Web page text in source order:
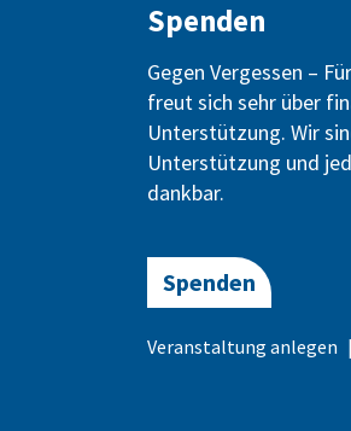
Spenden
Gegen Vergessen –
freut sich sehr über
Unterstützung. Wir
Unterstützung und
dankbar.
Spenden
Veranstaltung anlegen